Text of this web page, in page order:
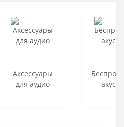
Аксессуары
для аудио